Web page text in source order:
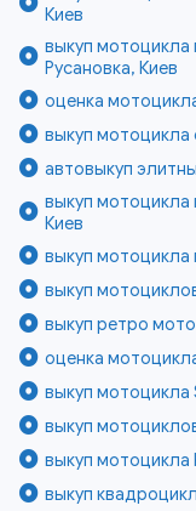
Киев
выкуп
Русановка, Киев
оценка
выкуп мотоцикла
автовыкуп
выкуп мотоцикла
Киев
выкуп мотоцикла
выкуп
выкуп ретро
оценка
выкуп мотоцикла
выкуп
выкуп мотоцикла
выкуп